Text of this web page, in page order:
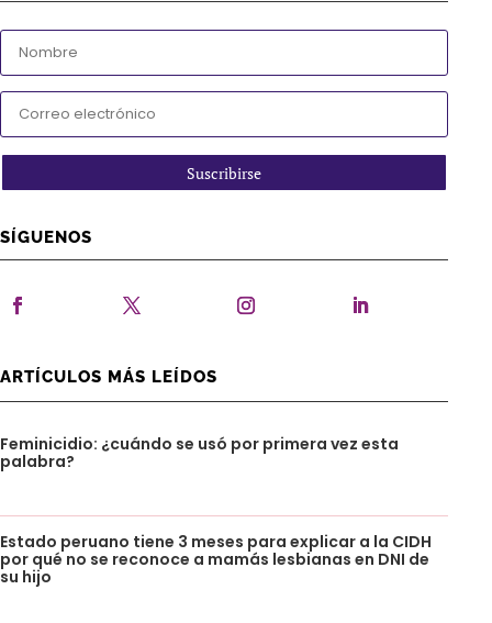
Suscribirse
SÍGUENOS
ARTÍCULOS MÁS LEÍDOS
Feminicidio: ¿cuándo se usó por primera vez esta
palabra?
Estado peruano tiene 3 meses para explicar a la CIDH
por qué no se reconoce a mamás lesbianas en DNI de
su hijo